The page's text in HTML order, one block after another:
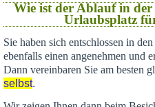
Wie ist der Ablauf in der
Urlaubsplatz
Sie haben sich entschlossen in
ebenfalls einen angenehmen und
Dann vereinbaren Sie am besten
selbst.